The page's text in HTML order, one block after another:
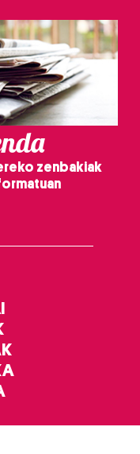
zenbakiak